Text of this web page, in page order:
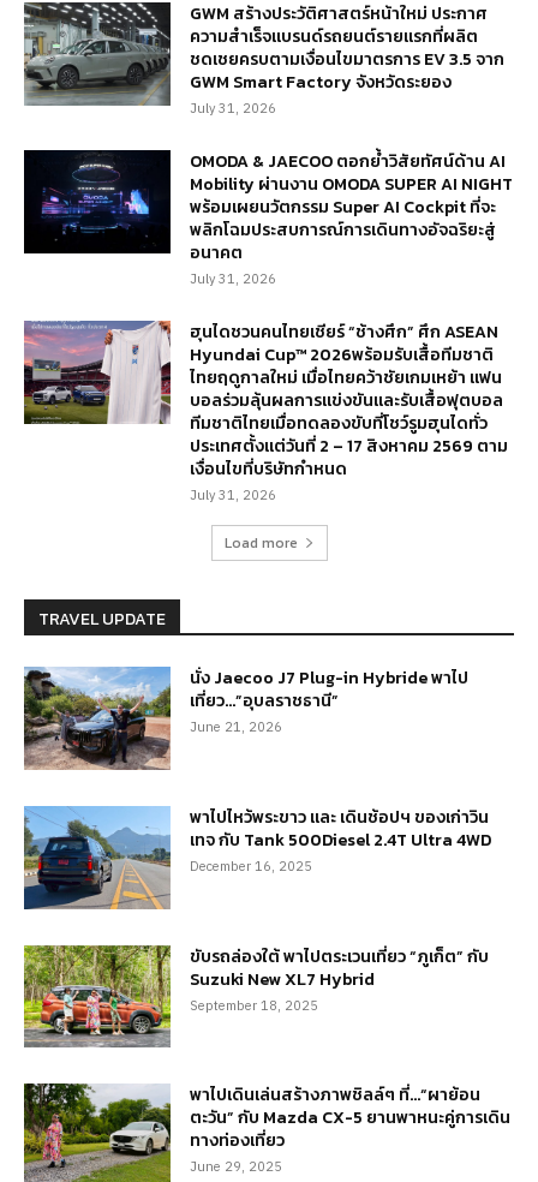
GWM สร้างประวัติศาสตร์หน้าใหม่ ประกาศ
ความสำเร็จแบรนด์รถยนต์รายแรกที่ผลิต
ชดเชยครบตามเงื่อนไขมาตรการ EV 3.5 จาก
GWM Smart Factory จังหวัดระยอง
July 31, 2026
OMODA & JAECOO ตอกย้ำวิสัยทัศน์ด้าน AI
Mobility ผ่านงาน OMODA SUPER AI NIGHT
พร้อมเผยนวัตกรรม Super AI Cockpit ที่จะ
พลิกโฉมประสบการณ์การเดินทางอัจฉริยะสู่
อนาคต
July 31, 2026
ฮุนไดชวนคนไทยเชียร์ “ช้างศึก” ศึก ASEAN
Hyundai Cup™ 2026พร้อมรับเสื้อทีมชาติ
ไทยฤดูกาลใหม่ เมื่อไทยคว้าชัยเกมเหย้า แฟน
บอลร่วมลุ้นผลการแข่งขันและรับเสื้อฟุตบอล
ทีมชาติไทยเมื่อทดลองขับที่โชว์รูมฮุนไดทั่ว
ประเทศตั้งแต่วันที่ 2 – 17 สิงหาคม 2569 ตาม
เงื่อนไขที่บริษัทกำหนด
July 31, 2026
Load more
TRAVEL UPDATE
นั่ง Jaecoo J7 Plug-in Hybride พาไป
เที่ยว…”อุบลราชธานี”
June 21, 2026
พาไปไหว้พระขาว และ เดินช้อปฯ ของเก่าวิน
เทจ กับ Tank 500Diesel 2.4T Ultra 4WD
December 16, 2025
ขับรถล่องใต้ พาไปตระเวนเที่ยว “ภูเก็ต” กับ
Suzuki New XL7 Hybrid
September 18, 2025
พาไปเดินเล่นสร้างภาพชิลล์ๆ ที่…“ผาย้อน
ตะวัน” กับ Mazda CX-5 ยานพาหนะคู่การเดิน
ทางท่องเที่ยว
June 29, 2025